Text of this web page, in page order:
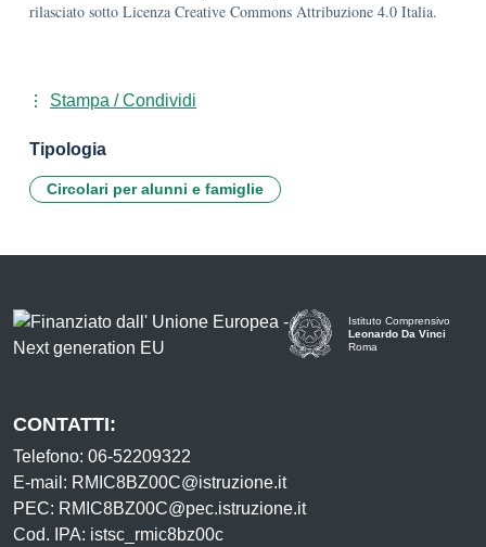
rilasciato sotto Licenza Creative Commons Attribuzione 4.0 Italia.
Stampa / Condividi
Tipologia
Circolari per alunni e famiglie
Istituto Comprensivo
Leonardo Da Vinci
Roma
CONTATTI:
Telefono: 06-52209322
E-mail: RMIC8BZ00C@istruzione.it
PEC: RMIC8BZ00C@pec.istruzione.it
Cod. IPA: istsc_rmic8bz00c